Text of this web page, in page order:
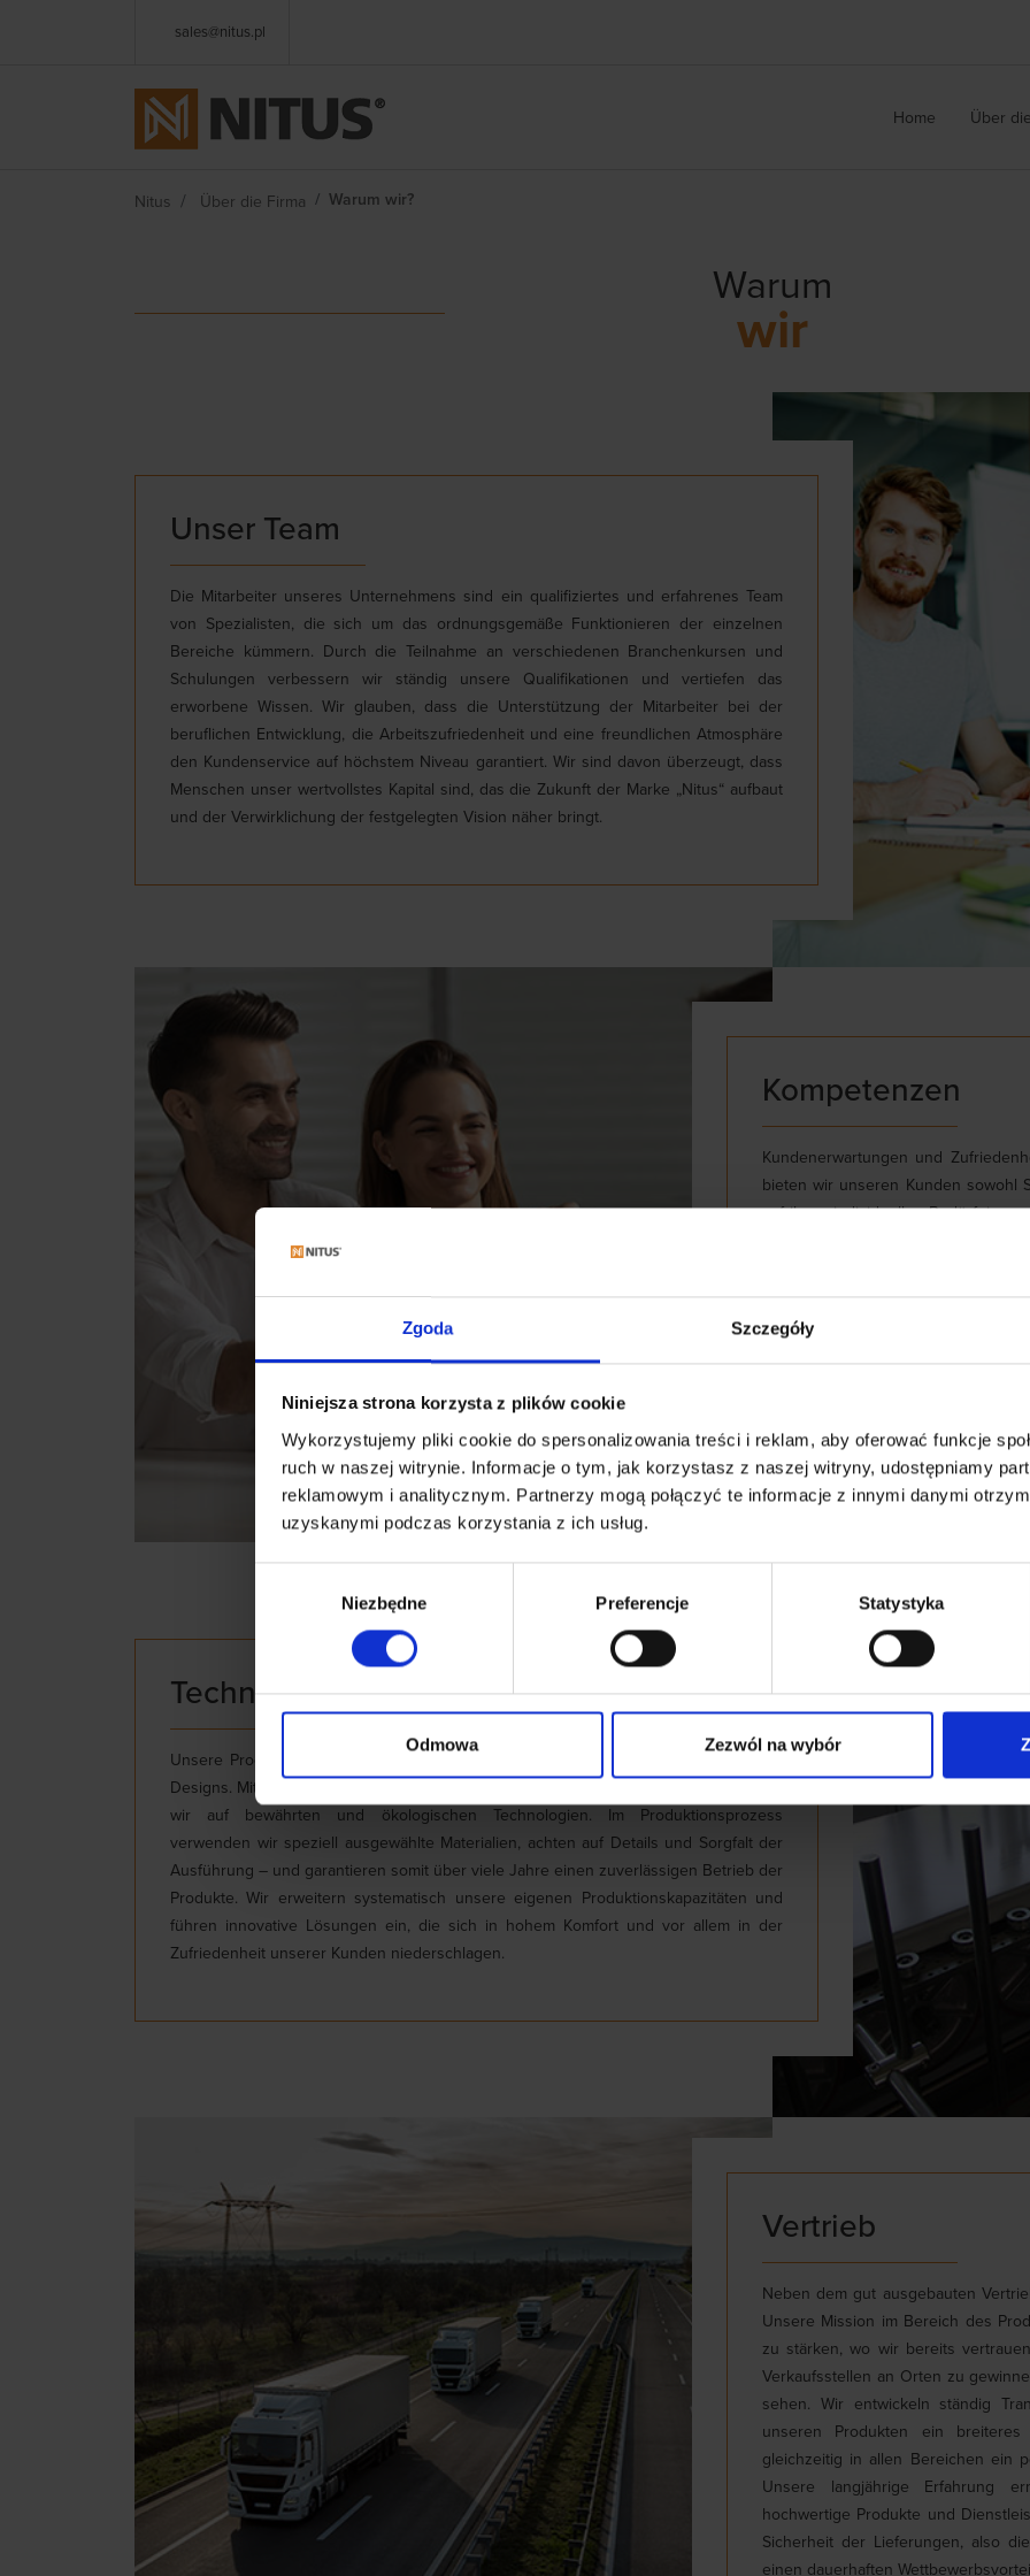
Zgoda Szczegóły
Niniejsza strona korzysta z plików cookie
Wykorzystujemy pliki cookie do spersonalizowania treści i reklam, aby oferować funkcje
ruch w naszej witrynie. Informacje o tym, jak korzystasz z naszej witryny, udostępniamy
reklamowym i analitycznym. Partnerzy mogą połączyć te informacje z innymi danymi
uzyskanymi podczas korzystania z ich usług.
Niezbędne Preferencje Statystyka
Odmowa Zezwól na wybór
sales@nitus.pl
Home Über
Nitus Über die Firma Warum wir?
Warum
wir
Unser Team
Die Mitarbeiter unseres Unternehmens sind ein qualifiziertes und erfahrenes Team
von Spezialisten, die sich um das ordnungsgemäße Funktionieren der einzelnen
Bereiche kümmern. Durch die Teilnahme an verschiedenen Branchenkursen und
Schulungen verbessern wir ständig unsere Qualifikationen und vertiefen das
erworbene Wissen. Wir glauben, dass die Unterstützung der Mitarbeiter bei der
beruflichen Entwicklung, die Arbeitszufriedenheit und eine freundlichen Atmosphäre
den Kundenservice auf höchstem Niveau garantiert. Wir sind davon überzeugt, dass
Menschen unser wertvollstes Kapital sind, das die Zukunft der Marke „Nitus“ aufbaut
und der Verwirklichung der festgelegten Vision näher bringt.
Kompetenzen
Kundenerwartungen und
bieten wir unseren Kunden sowohl
auf ihren individuellen
Lage, jeder Herausforderung
der anspruchsvollsten Kunden
Produkten mobilisiert uns, sie
verbessern. Deswegen
sich ändernde Markttrends.
jedes Kunden zuzuschneiden,
Technologie
Unsere Produkte erfüllen die höchsten Standards hinsichtlich der Qualität und des
Designs. Mit der Sorge um die Sicherheit der Verwendung unserer Produkte arbeiten
wir auf bewährten und ökologischen Technologien. Im Produktionsprozess
verwenden wir speziell ausgewählte Materialien, achten auf Details und Sorgfalt der
Ausführung – und garantieren somit über viele Jahre einen zuverlässigen Betrieb der
Produkte. Wir erweitern systematisch unsere eigenen Produktionskapazitäten und
führen innovative Lösungen ein, die sich in hohem Komfort und vor allem in der
Zufriedenheit unserer Kunden niederschlagen.
Vertrieb
Neben dem gut ausgebauten
Unsere Mission im Bereich des
zu stärken, wo wir bereits
Verkaufsstellen an Orten zu
sehen. Wir entwickeln ständig
unseren Produkten ein
gleichzeitig in allen Bereichen ein
Unsere langjährige Erfahrung
hochwertige Produkte und
Sicherheit der Lieferungen, also
einen dauerhaften